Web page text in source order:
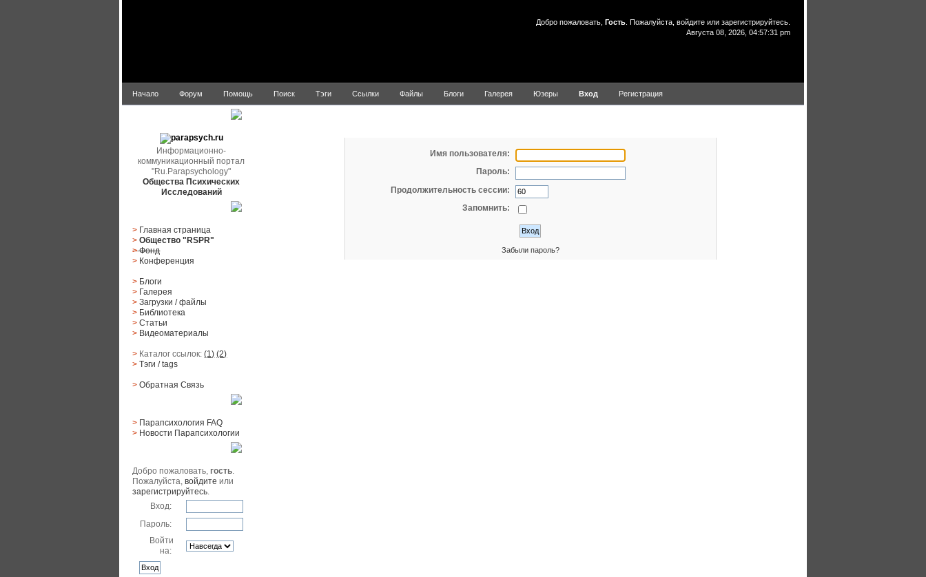
Добро пожаловать, Гость . Пожалуйста, войдите или зарегистрируйтесь
Августа 08, 2026, 04:57:31 pm
Начало Форум Помощь Поиск Тэги Ссылки Файлы Блоги Галерея Юзеры Вход Регистрация
Информационно-
коммуникационный портал
"Ru.Parapsychology"
Общества Психических
Исследований
> Главная страница
> Общество "RSPR"
> Фонд
> Конференция
> Блоги
> Галерея
> Загрузки/файлы
> Библиотека
> Статьи
> Видеоматериалы
> Каталог ссылок:(1) (2)
> Тэги/ tags
> Обратная Cвязь
> Парапсихология FAQ
> Новости Парапсихологии
Добро пожаловать,гость.
Пожалуйста,войдите или
зарегистрируйтесь.
Вход:
Пароль:
Войти
на:
Имя пользователя:
Пароль:
Продолжительность сессии:
Запомнить:
Забыли пароль?